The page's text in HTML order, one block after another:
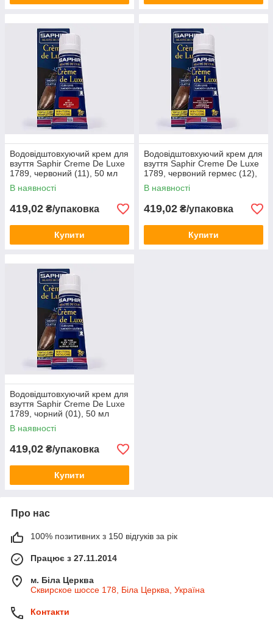
Водовідштовхуючий крем для
взуття Saphir Creme De Luxe
1789, червоний (11), 50 мл
В наявності
419,02 ₴/упаковка
Купити
Водовідштовхуючий крем для
взуття Saphir Creme De Luxe
1789, червоний гермес (12),
50 мл
В наявності
419,02 ₴/упаковка
Купити
Водовідштовхуючий крем для
взуття Saphir Creme De Luxe
1789, чорний (01), 50 мл
В наявності
419,02 ₴/упаковка
Купити
Про нас
100% позитивних з 150 відгуків за рік
Працює з 27.11.2014
м. Біла Церква
Сквирское шоссе 178, Біла Церква, Україна
Контакти